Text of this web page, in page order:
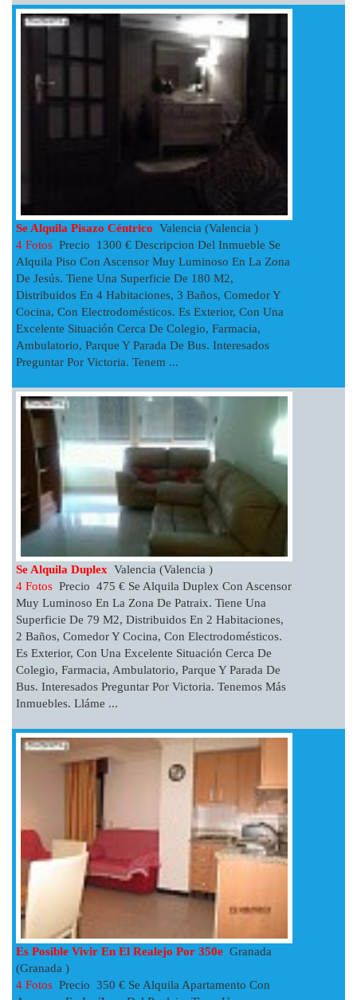
Se Alquila Pisazo Céntrico Valencia (Valencia )
4 Fotos Precio 1300 € Descripcion Del Inmueble Se
Alquila Piso Con Ascensor Muy Luminoso En La Zona
De Jesús. Tiene Una Superficie De 180 M2,
Distribuidos En 4 Habitaciones, 3 Baños, Comedor Y
Cocina, Con Electrodomésticos. Es Exterior, Con Una
Excelente Situación Cerca De Colegio, Farmacia,
Ambulatorio, Parque Y Parada De Bus. Interesados
Preguntar Por Victoria. Tenem ...
Se Alquila Duplex Valencia (Valencia )
4 Fotos Precio 475 € Se Alquila Duplex Con Ascensor
Muy Luminoso En La Zona De Patraix. Tiene Una
Superficie De 79 M2, Distribuidos En 2 Habitaciones,
2 Baños, Comedor Y Cocina, Con Electrodomésticos.
Es Exterior, Con Una Excelente Situación Cerca De
Colegio, Farmacia, Ambulatorio, Parque Y Parada De
Bus. Interesados Preguntar Por Victoria. Tenemos Más
Inmuebles. Lláme ...
Es Posible Vivir En El Realejo Por 350e Granada
(Granada )
4 Fotos Precio 350 € Se Alquila Apartamento Con